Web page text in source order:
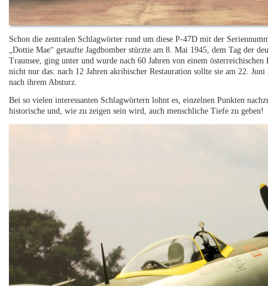
Schon die zentralen Schlagwörter rund um diese P-47D mit der
„Dottie Mae“ getaufte Jagdbomber stürzte am 8. Mai 1945, dem Tag der
Traunsee, ging unter und wurde nach 60 Jahren von einem
nicht nur das: nach 12 Jahren akribischer Restauration sollte sie am 22.
nach ihrem Absturz.
Bei so vielen interessanten Schlagwörtern lohnt es, einzelnen Punkten
historische und, wie zu zeigen sein wird, auch menschliche Tiefe zu geben!